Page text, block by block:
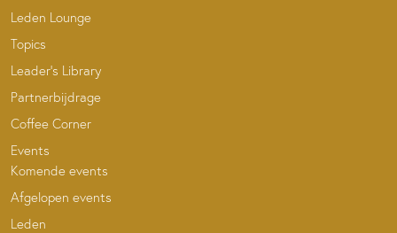
Leden Lounge
Topics
Leader’s Library
Partnerbijdrage
Coffee Corner
Events
Komende events
Afgelopen events
Leden